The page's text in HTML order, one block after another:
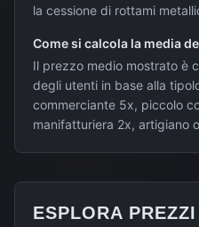
la cessione di rottami
Come si calcola la media
Il prezzo medio mostrato è
degli utenti in base alla
commerciante 5x, piccolo
manifatturiera 2x, artigiano
ESPLORA